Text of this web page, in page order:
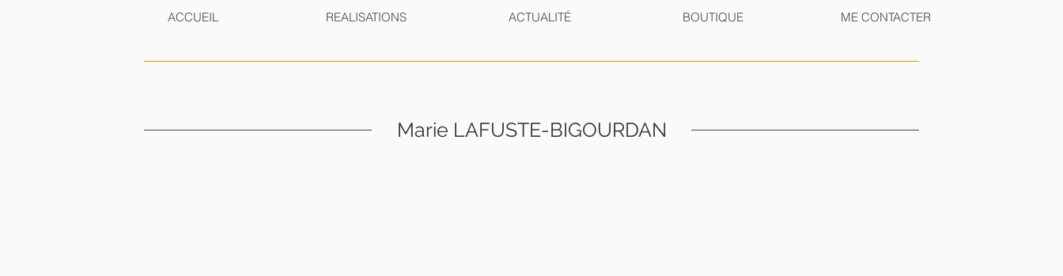
ACCUEIL REALISATIONS ACTUALITÉ BOUTIQUE ME CONTACTER
Marie LAFUSTE-BIGOURDAN